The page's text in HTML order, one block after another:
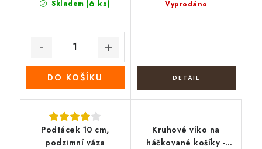
Skladem (6 ks)
DO KOŠÍKU
Vyprodáno
Podtácek 10 cm,
podzimní váza
Kruhové víko na
háčkované košíky -